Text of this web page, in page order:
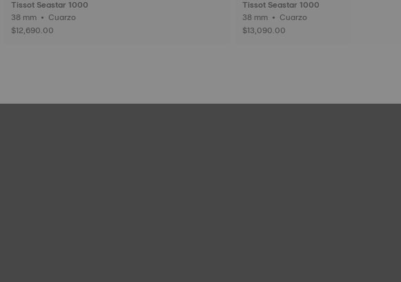
Tissot Seastar 1000
38 mm • Cuarzo
$12,690.00
Tissot Seastar 1000
38 mm • Cuarzo
$13,090.00